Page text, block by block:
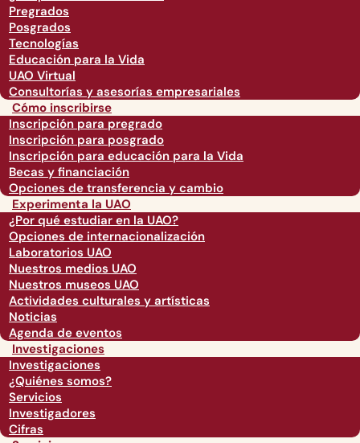
Pregrados
Posgrados
Tecnologías
Educación para la Vida
UAO Virtual
Consultorías y asesorías empresariales
Cómo inscribirse
Inscripción para pregrado
Inscripción para posgrado
Inscripción para educación para la Vida
Becas y financiación
Opciones de transferencia y cambio
Experimenta la UAO
¿Por qué estudiar en la UAO?
Opciones de internacionalización
Laboratorios UAO
Nuestros medios UAO
Nuestros museos UAO
Actividades culturales y artísticas
Noticias
Agenda de eventos
Investigaciones
Investigaciones
¿Quiénes somos?
Servicios
Investigadores
Cifras